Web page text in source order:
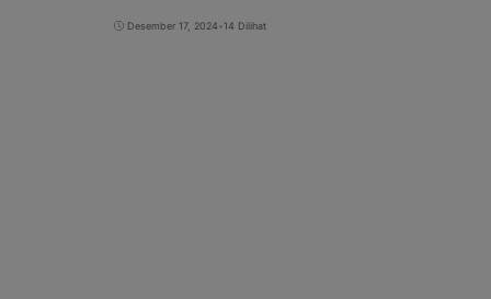
Desember 17, 2024•14 Dilihat